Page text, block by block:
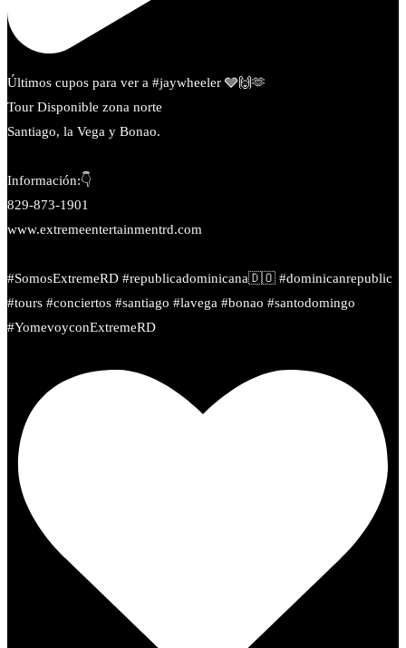
Últimos cupos para ver a #jaywheeler 🩶🙌🫶
Tour Disponible zona norte
Santiago, la Vega y Bonao.
Información:👇
829-873-1901
www.extremeentertainmentrd.com
#SomosExtremeRD #republicadominicana🇩🇴 #dominicanrepublic
#tours #conciertos #santiago #lavega #bonao #santodomingo
#YomevoyconExtremeRD